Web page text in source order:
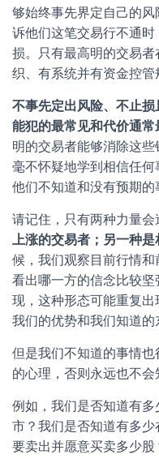
够始终事先界定自己的
诉他们这笔交易行不通
损。只有最高明的交易
织、有系统并有资金控管
不事先定出风险、 不止损
能犯的最常 见和代价通常
明的交易者能够消除这
毫不怀疑地学到相信任
他们不知道和没有预期的
请记住，只有两种力量会
上涨的交易者 ； 另一种是
候，我们观察目前行情
看出哪一方的信念比较
现，这种形态可能重复
我们的优势和我们知道的
但是我们不知道的事情
的心理，否则永远也不会
例如，我们是否知道有
市？我们是否知道有多
要卖出并愿意买卖多少